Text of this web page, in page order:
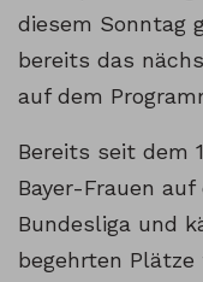
diesem Sonntag
bereits das
auf dem
Bereits seit dem
Bayer-Frauen
Bundesliga und
begehrten